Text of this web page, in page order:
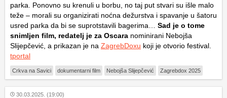
parka. Ponovno su krenuli u borbu, no taj put stvari su išle malo
teže – morali su organizirati noćna dežurstva i spavanje u šatoru
usred parka da bi se suprotstavili bagerima… Sad je o tome
snimljen film, redatelj je za Oscara nominirani Nebojša
Slijepčević, a prikazan je na ZagrebDoxu koji je otvorio festival.
tportal
Crkva na Savici dokumentarni film Nebojša Slijepčević Zagrebdox 2025
30.03.2025. (19:00)